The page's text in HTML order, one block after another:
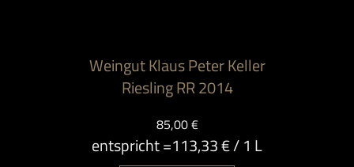
Weingut Klaus Peter Keller
Riesling RR 2014
85,00 €
entspricht =113,33 €/ 1 L